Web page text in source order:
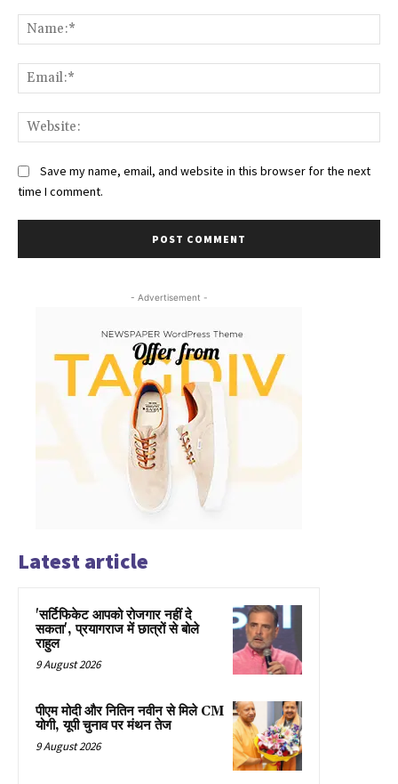
Save my name, email, and website in this browser for the next
time I comment.
- Advertisement -
Latest article
'सर्टिफिकेट आपको रोजगार नहीं दे
सकता', प्रयागराज में छात्रों से बोले
राहुल
9 August 2026
पीएम मोदी और नितिन नवीन से मिले CM
योगी, यूपी चुनाव पर मंथन तेज
9 August 2026